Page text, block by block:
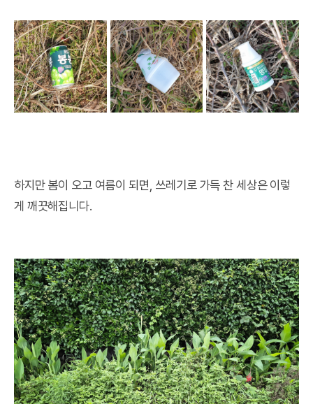
하지만 봄이 오고 여름이 되면, 쓰레기로 가득 찬 세상은 이렇
게 깨끗해집니다.